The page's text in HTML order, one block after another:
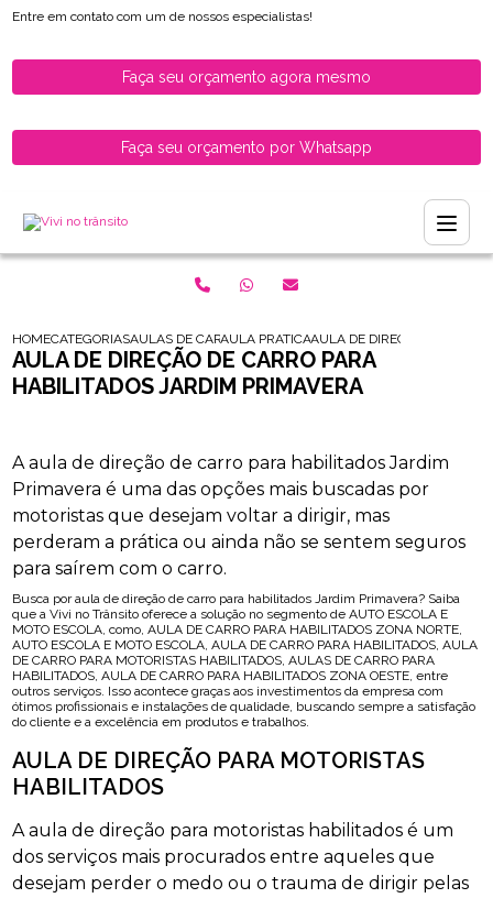
Entre em contato com um de nossos especialistas!
Faça seu orçamento agora mesmo
Faça seu orçamento por Whatsapp
HOMECATEGORIASAULAS DE CARRO PARA HABILITADOS
AULA PRATICA DE CARRO PARA
AULA DE DIRECAO DE
AULA DE DIREÇÃO DE CARRO PARA
HABILITADOS JARDIM PRIMAVERA
A aula de direção de carro para habilitados Jardim
Primavera é uma das opções mais buscadas por
motoristas que desejam voltar a dirigir, mas
perderam a prática ou ainda não se sentem seguros
para saírem com o carro.
Busca por aula de direção de carro para habilitados Jardim Primavera? Saiba
que a Vivi no Trânsito oferece a solução no segmento de AUTO ESCOLA E
MOTO ESCOLA, como, AULA DE CARRO PARA HABILITADOS ZONA NORTE,
AUTO ESCOLA E MOTO ESCOLA, AULA DE CARRO PARA HABILITADOS, AULA
DE CARRO PARA MOTORISTAS HABILITADOS, AULAS DE CARRO PARA
HABILITADOS, AULA DE CARRO PARA HABILITADOS ZONA OESTE, entre
outros serviços. Isso acontece graças aos investimentos da empresa com
ótimos profissionais e instalações de qualidade, buscando sempre a satisfação
do cliente e a excelência em produtos e trabalhos.
AULA DE DIREÇÃO PARA MOTORISTAS
HABILITADOS
A aula de direção para motoristas habilitados é um
dos serviços mais procurados entre aqueles que
desejam perder o medo ou o trauma de dirigir pelas